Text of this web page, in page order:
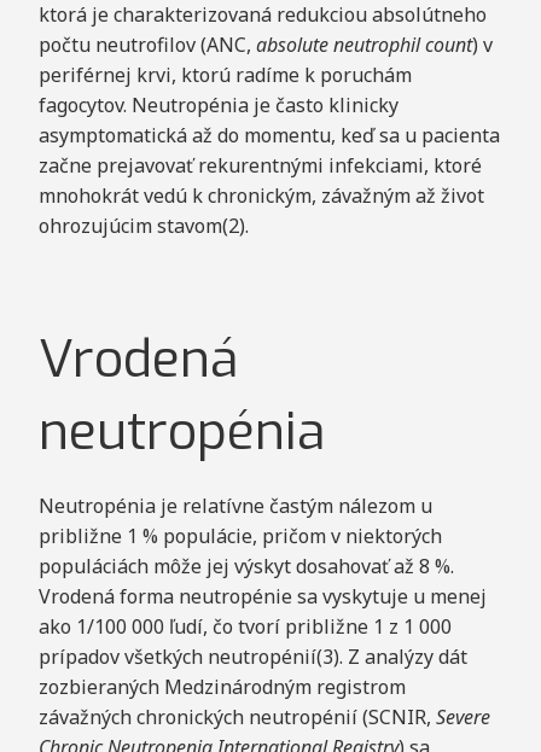
ktorá je charakterizovaná redukciou absolútneho
počtu neutrofilov (ANC, absolute neutrophil count) v
periférnej krvi, ktorú radíme k poruchám
fagocytov. Neutropénia je často klinicky
asymptomatická až do momentu, keď sa u pacienta
začne prejavovať rekurentnými infekciami, ktoré
mnohokrát vedú k chronickým, závažným až život
ohrozujúcim stavom(2).
Vrodená
neutropénia
Neutropénia je relatívne častým nálezom u
približne 1 % populácie, pričom v niektorých
populáciách môže jej výskyt dosahovať až 8 %.
Vrodená forma neutropénie sa vyskytuje u menej
ako 1/100 000 ľudí, čo tvorí približne 1 z 1 000
prípadov všetkých neutropénií(3). Z analýzy dát
zozbieraných Medzinárodným registrom
závažných chronických neutropénií (SCNIR, Severe